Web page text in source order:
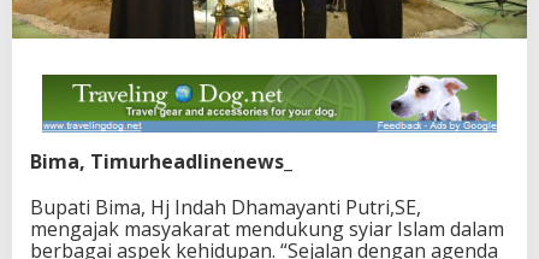
Bima, Timurheadlinenews_
Bupati Bima, Hj Indah Dhamayanti Putri,SE,
mengajak masyakarat mendukung syiar Islam dalam
berbagai aspek kehidupan. “Sejalan dengan agenda